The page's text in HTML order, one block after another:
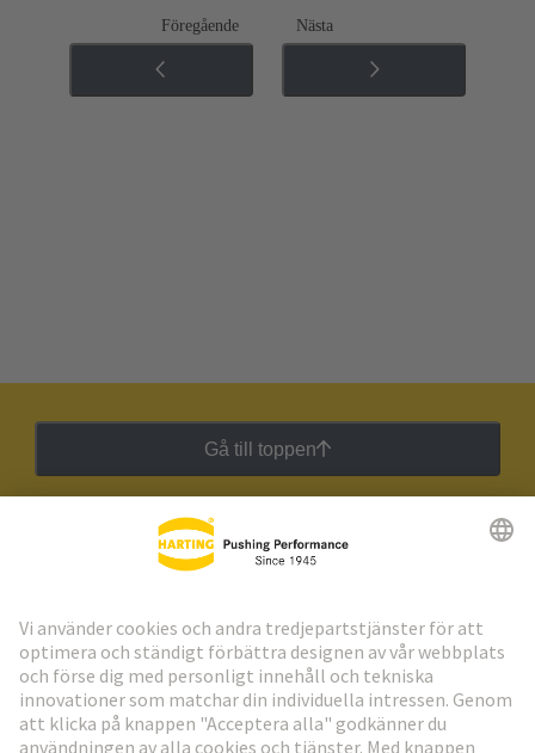
Föregående Nästa
Gå till toppen
HARTING:s nyhetsbrev
Gå till registrering